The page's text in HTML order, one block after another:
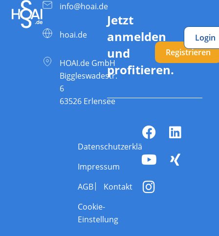
info@hoai.de
hoai.de
HOAI.de GmbH
Biggleswadestr.
6
63526 Erlensee
Jetzt
anmelden
und
profitieren.
Registrieren
Login
Datenschutzerklärung
Impressum
AGB
Kontakt
Cookie-
Einstellung